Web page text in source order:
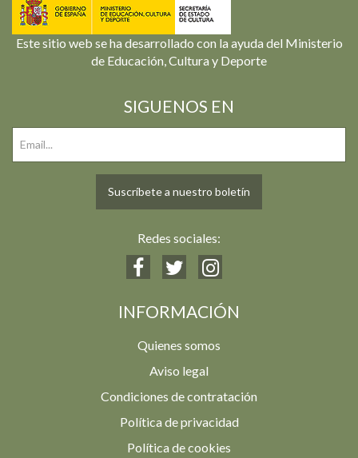
Este sitio web se ha desarrollado con la ayuda del Ministerio
de Educación, Cultura y Deporte
SIGUENOS EN
Suscríbete a nuestro boletín
Redes sociales:
INFORMACIÓN
Quienes somos
Aviso legal
Condiciones de contratación
Política de privacidad
Política de cookies